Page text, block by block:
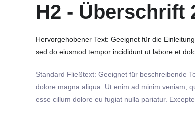
H2 - Überschrift
Hervorgehobener Text: Geeignet für die
sed do eiusmod tempor incididunt ut labore et
Standard Fließtext: Geeignet für beschreibende
dolore magna aliqua. Ut enim ad minim veniam,
esse cillum dolore eu fugiat nulla pariatur.